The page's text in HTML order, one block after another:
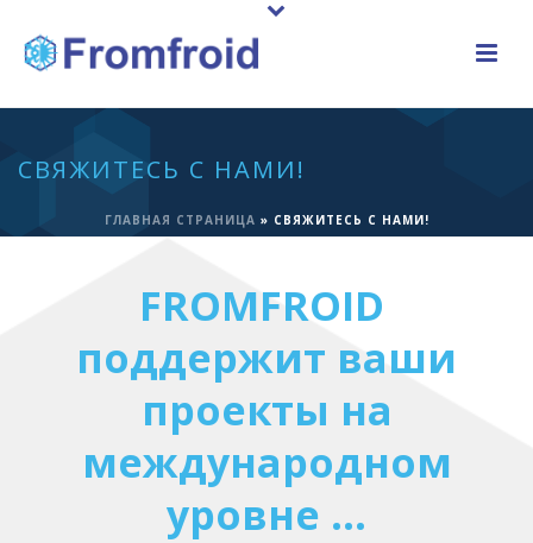
СВЯЖИТЕСЬ С НАМИ!
ГЛАВНАЯ СТРАНИЦА » СВЯЖИТЕСЬ С НАМИ!
FROMFROID
поддержит ваши
проекты на
международном
уровне …